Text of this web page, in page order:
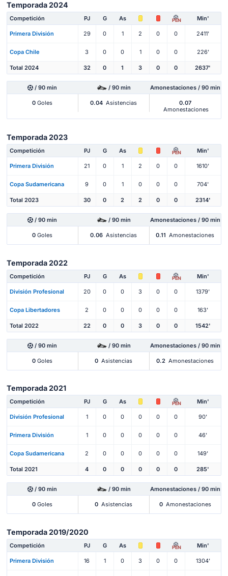
Temporada 2024
Competición PJ G As PEN Min'
Primera División 29 0 1 2 0 0 2411'
Copa Chile 3 0 0 1 0 0 226'
Total 2024 32 0 1 3 0 0 2637'
/ 90 min / 90 min Amonestaciones / 90 min
0 Goles 0.04 Asistencias
0.07
Amonestaciones
Temporada 2023
Competición PJ G As PEN Min'
Primera División 21 0 1 2 0 0 1610'
Copa Sudamericana 9 0 1 0 0 0 704'
Total 2023 30 0 2 2 0 0 2314'
/ 90 min / 90 min Amonestaciones / 90 min
0 Goles 0.06 Asistencias 0.11 Amonestaciones
Temporada 2022
Competición PJ G As PEN Min'
División Profesional 20 0 0 3 0 0 1379'
Copa Libertadores 2 0 0 0 0 0 163'
Total 2022 22 0 0 3 0 0 1542'
/ 90 min / 90 min Amonestaciones / 90 min
0 Goles 0 Asistencias 0.2 Amonestaciones
Temporada 2021
Competición PJ G As PEN Min'
División Profesional 1 0 0 0 0 0 90'
Primera División 1 0 0 0 0 0 46'
Copa Sudamericana 2 0 0 0 0 0 149'
Total 2021 4 0 0 0 0 0 285'
/ 90 min / 90 min Amonestaciones / 90 min
0 Goles 0 Asistencias 0 Amonestaciones
Temporada 2019/2020
Competición PJ G As PEN Min'
Primera División 16 1 0 3 0 0 1304'